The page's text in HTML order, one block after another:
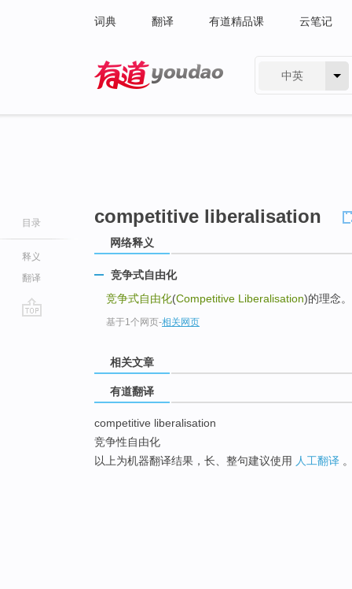
词典 翻译 有道精品课 云笔记
中英
目录
释义
翻译
competitive liberalisation
网络释义
竞争式自由化
竞争式自由化(Competitive Liberalisation)的理念
基于1个网页-相关网页
相关文章
有道翻译
competitive liberalisation
竞争性自由化
以上为机器翻译结果，长、整句建议使用 人工翻译